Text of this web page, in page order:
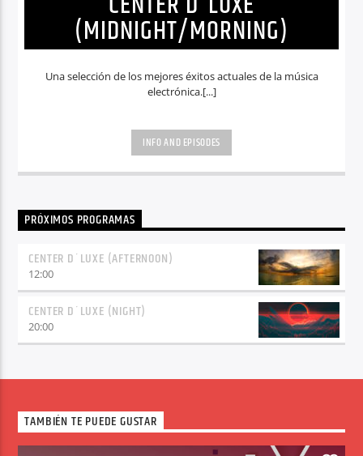
(MIDNIGHT/MORNING)
Una selección de los mejores éxitos actuales de la música
electrónica.[...]
INFO AND EPISODES
PRÓXIMOS PROGRAMAS
CENTER D´LUXE (AFTERNOON)
12:00
CENTER D´LUXE (NIGHT)
20:00
TAMBIÉN TE PUEDE GUSTAR